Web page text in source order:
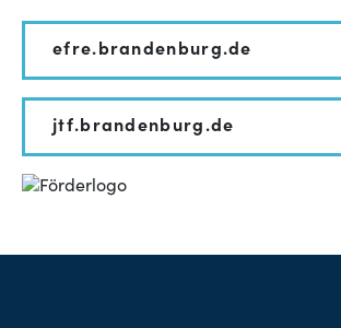
efre.brandenburg.de
jtf.brandenburg.de